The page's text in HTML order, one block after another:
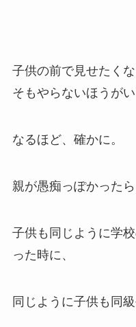
子供の前で見せたく
そもやらないほうがい
なるほど、確かに。
親が愚痴っぽかったら
子供も同じように学
った時に、
同じように子供も同